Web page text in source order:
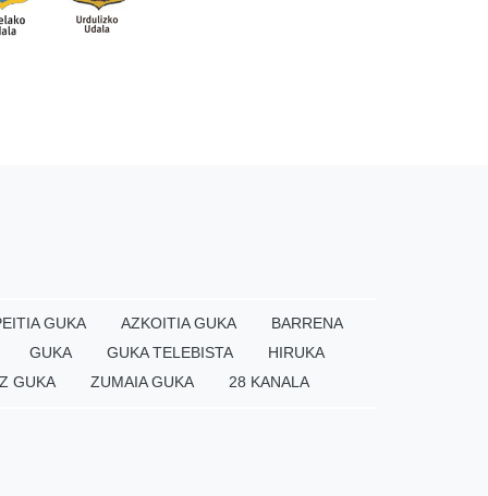
GUKA AZKOITIA GUKA
BARRENA
GUKA
GUKA TELEBISTA
HIRUKA
GUKA
ZUMAIA GUKA 28 KANALA